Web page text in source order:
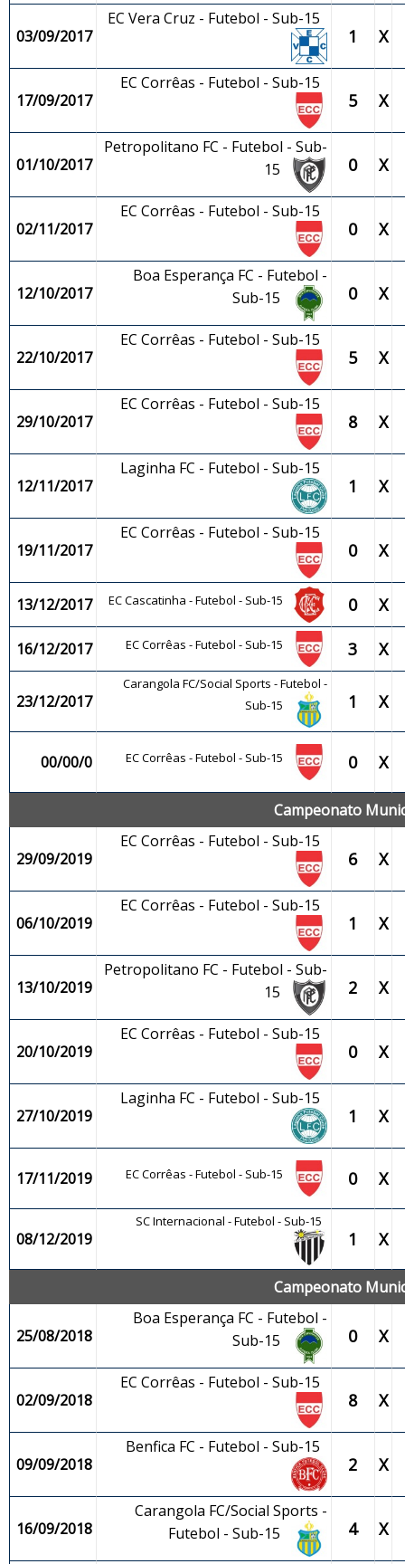
03/09/2017
EC Vera Cruz - Futebol - Sub-15
1 X
17/09/2017
EC Corrêas - Futebol - Sub-15
5 X
01/10/2017
Petropolitano FC - Futebol - Sub-
15
0 X
02/11/2017
EC Corrêas - Futebol - Sub-15
0 X
12/10/2017
Boa Esperança FC - Futebol -
Sub-15
0 X
22/10/2017
EC Corrêas - Futebol - Sub-15
5 X
29/10/2017
EC Corrêas - Futebol - Sub-15
8 X
12/11/2017
Laginha FC - Futebol - Sub-15
1 X
19/11/2017
EC Corrêas - Futebol - Sub-15
0 X
13/12/2017 EC Cascatinha - Futebol - Sub-15 0 X
16/12/2017 EC Corrêas - Futebol - Sub-15 3 X
23/12/2017
Carangola FC/Social Sports - Futebol -
Sub-15
1 X
00/00/0 EC Corrêas - Futebol - Sub-15 0 X
Campeonato
29/09/2019
EC Corrêas - Futebol - Sub-15
6 X
06/10/2019
EC Corrêas - Futebol - Sub-15
1 X
13/10/2019
Petropolitano FC - Futebol - Sub-
15
2 X
20/10/2019
EC Corrêas - Futebol - Sub-15
0 X
27/10/2019
Laginha FC - Futebol - Sub-15
1 X
17/11/2019 EC Corrêas - Futebol - Sub-15 0 X
08/12/2019
SC Internacional - Futebol - Sub-15
1 X
Campeonato
25/08/2018
Boa Esperança FC - Futebol -
Sub-15
0 X
02/09/2018
EC Corrêas - Futebol - Sub-15
8 X
09/09/2018
Benfica FC - Futebol - Sub-15
2 X
16/09/2018
Carangola FC/Social Sports -
Futebol - Sub-15
4 X